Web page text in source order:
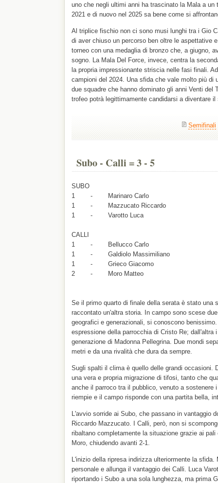
uno che negli ultimi anni ha trascinato la Mala a un
2021 e di nuovo nel 2025 sa bene come si
Al triplice fischio non ci sono musi lunghi tra i Gio
di aver chiuso un percorso ben oltre le aspettative
torneo con una medaglia di bronzo che, a giugno,
sogno. La Mala Del Force, invece, centra la
la propria impressionante striscia nelle fasi finali.
campioni del 2024. Una sfida che vale molto più di
due squadre che hanno dominato gli anni Venti del
trofeo potrà legittimamente candidarsi a diventare
Semifinali
Subo - Calli = 3 - 5
SUBO
1 - Marinaro Carlo
1 - Mazzucato Riccardo
1 - Varotto Luca
CALLI
1 - Bellucco Carlo
1 - Galdiolo Massimiliano
1 - Grieco Giacomo
2 - Moro Matteo
Se il primo quarto di finale della serata è stato una
raccontato un'altra storia. In campo sono scese
geografici e generazionali, si conoscono
espressione della parrocchia di Cristo Re; dall'altra
generazione di Madonna Pellegrina. Due mondi
metri e da una rivalità che dura da sempre.
Sugli spalti il clima è quello delle grandi occasioni.
una vera e propria migrazione di tifosi, tanto che
anche il parroco tra il pubblico, venuto a sostenere
riempie e il campo risponde con una partita bella,
L'avvio sorride ai Subo, che passano in vantaggio
Riccardo Mazzucato. I Calli, però, non si
ribaltano completamente la situazione grazie ai
Moro, chiudendo avanti 2-1.
L'inizio della ripresa indirizza ulteriormente la
personale e allunga il vantaggio dei Calli. Luca
riportando i Subo a una sola lunghezza, ma prima